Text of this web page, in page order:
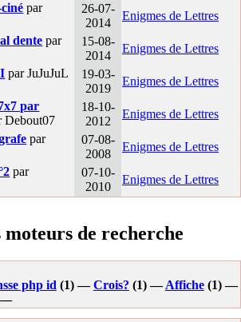
par
26-07-
2014
Enigmes de Lettres
dente par
15-08-
2014
Enigmes de Lettres
par JuJuJuL
19-03-
2019
Enigmes de Lettres
par
Debout07
18-10-
2012
Enigmes de Lettres
par
07-08-
2008
Enigmes de Lettres
par
07-10-
2010
Enigmes de Lettres
moteurs de recherche
php id (1) —Crois? (1) —Affiche(1) —
—